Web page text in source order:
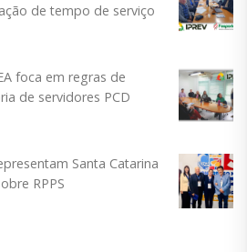
de tempo de serviço
foca em regras de
de servidores PCD
Santa Catarina
RPPS